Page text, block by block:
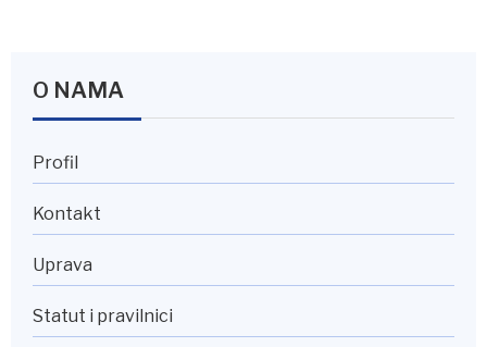
O NAMA
Profil
Kontakt
Uprava
Statut i pravilnici